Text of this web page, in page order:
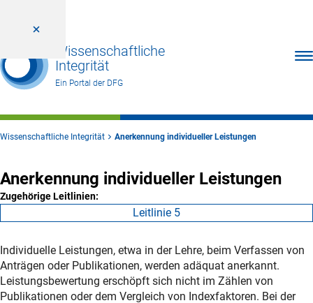
Wissenschaftliche
Integrität
Ein Portal der DFG
Wissenschaftliche Integrität Anerkennung individueller Leistungen
Anerkennung individueller Leistungen
Zugehörige Leitlinien:
Leitlinie 5
Individuelle Leistungen, etwa in der Lehre, beim Verfassen von
Anträgen oder Publikationen, werden adäquat anerkannt.
Leistungsbewertung erschöpft sich nicht im Zählen von
Publikationen oder dem Vergleich von Indexfaktoren. Bei der